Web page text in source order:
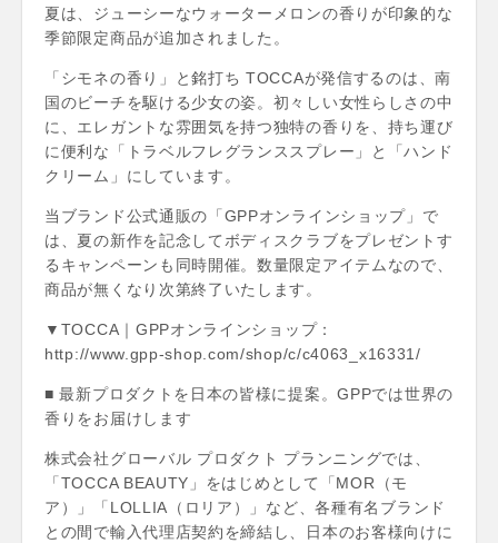
夏は、ジューシーなウォーターメロンの香りが印象的な
季節限定商品が追加されました。
「シモネの香り」と銘打ち TOCCAが発信するのは、南
国のビーチを駆ける少女の姿。初々しい女性らしさの中
に、エレガントな雰囲気を持つ独特の香りを、持ち運び
に便利な「トラベルフレグランススプレー」と「ハンド
クリーム」にしています。
当ブランド公式通販の「GPPオンラインショップ」で
は、夏の新作を記念してボディスクラブをプレゼントす
るキャンペーンも同時開催。数量限定アイテムなので、
商品が無くなり次第終了いたします。
▼TOCCA｜GPPオンラインショップ：
http://www.gpp-shop.com/shop/c/c4063_x16331/
■ 最新プロダクトを日本の皆様に提案。GPPでは世界の
香りをお届けします
株式会社グローバル プロダクト プランニングでは、
「TOCCA BEAUTY」をはじめとして「MOR（モ
ア）」「LOLLIA（ロリア）」など、各種有名ブランド
との間で輸入代理店契約を締結し、日本のお客様向けに